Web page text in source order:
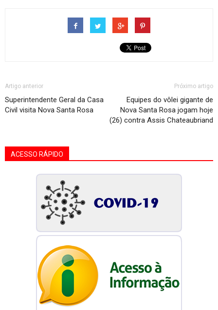
Artigo anterior
Superintendente Geral da Casa
Civil visita Nova Santa Rosa
Próximo artigo
Equipes do vôlei gigante de
Nova Santa Rosa jogam hoje
(26) contra Assis Chateaubriand
ACESSO RÁPIDO